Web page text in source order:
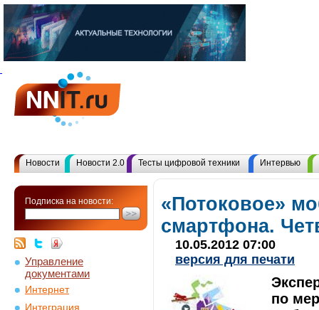
Новости Новости 2.0 Тесты цифровой техники Интервью
Подписка на новости:
Управление
документами
Интернет
Интеграция
«Потоковое»
смартфона.
10.05.2012 07:00
версия для печати
по